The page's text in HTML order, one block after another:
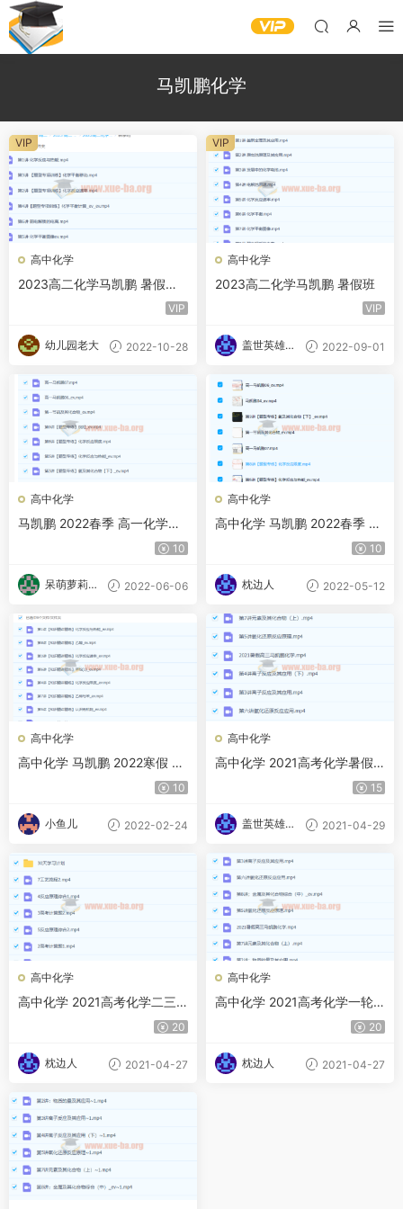
马凯鹏化学
高中化学
2023高二化学马凯鹏 暑假班
VIP
幼儿园老大 2022-10-28
VIP
高中化学
2023高二化学马凯鹏 暑假班
VIP
盖世英雄的
2022-09-01
VIP
高中化学
马凯鹏 2022春季 高一化学春
10
呆萌萝莉甜
2022-06-06
高中化学
高中化学 马凯鹏 2022春季 高
10
枕边人 2022-05-12
高中化学
高中化学 马凯鹏 2022寒假 高
一化学寒假系统班 8讲完结 10
小鱼儿 2022-02-24
高中化学
高中化学 2021高考化学暑假
高分冲刺 马凯鹏 百度云下载15
盖世英雄的
2021-04-29
高中化学
高中化学 2021高考化学二三
20
枕边人 2021-04-27
高中化学
高中化学 2021高考化学一轮
20
枕边人 2021-04-27